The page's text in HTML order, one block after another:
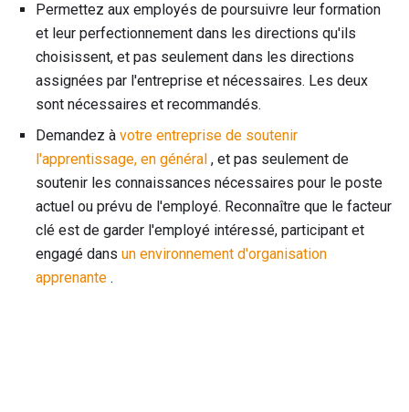
Permettez aux employés de poursuivre leur formation
et leur perfectionnement dans les directions qu'ils
choisissent, et pas seulement dans les directions
assignées par l'entreprise et nécessaires. Les deux
sont nécessaires et recommandés.
Demandez à votre entreprise de soutenir
l'apprentissage, en général , et pas seulement de
soutenir les connaissances nécessaires pour le poste
actuel ou prévu de l'employé. Reconnaître que le facteur
clé est de garder l'employé intéressé, participant et
engagé dans un environnement d'organisation
apprenante .